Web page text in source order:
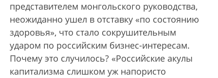
представителем монгольского руководства,
неожиданно ушел в отставку «по состоянию
здоровья», что стало сокрушительным
ударом по российским бизнес-интересам.
Почему это случилось? «Российские акулы
капитализма слишком уж напористо